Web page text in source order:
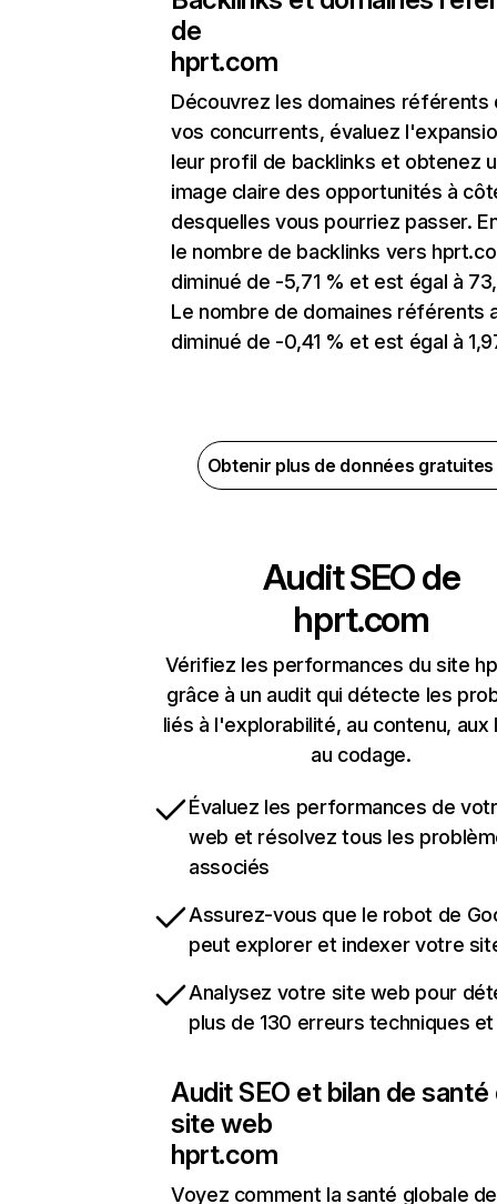
de
hprt.com
Découvrez les domaines référents
vos concurrents, évaluez
leur profil de backlinks et obtenez
image claire des opportunités à
desquelles vous pourriez passer.
le nombre de backlinks vers
diminué de -5,71 % et est égal à
Le nombre de domaines référents
diminué de -0,41 % et est égal à
Obtenir plus de données
Audit SEO de
hprt.com
Vérifiez les performances du site
grâce à un audit qui détecte les
liés à l'explorabilité, au contenu, aux
au codage.
Évaluez les performances de
web et résolvez tous les
associés
Assurez-vous que le robot de
peut explorer et indexer votre
Analysez votre site web pour
plus de 130 erreurs techniques et
Audit SEO et bilan de santé
site web
hprt.com
Voyez comment la santé globale